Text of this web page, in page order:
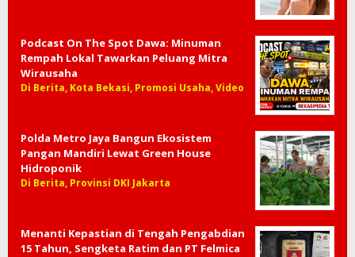
Podcast On The Spot Dawa: Minuman
Rempah Lokal Tawarkan Peluang Mitra
Wirausaha
Di Berita, Kota Bekasi, Promosi Usaha, Video
Polda Metro Jaya Bangun Ekosistem
Pangan Mandiri Lewat Green House
Hidroponik
Di Berita, Provinsi DKI Jakarta
Menanti Kepastian di Tengah Pengabdian
15 Tahun, Sengketa Ratim dan PT Felmica